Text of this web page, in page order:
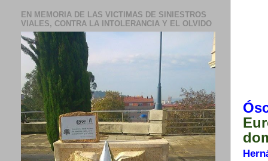
EN MEMORIA DE LAS VICTIMAS DE SINIESTROS
VIALES, CONTRA LA INTOLERANCIA Y EL OLVIDO